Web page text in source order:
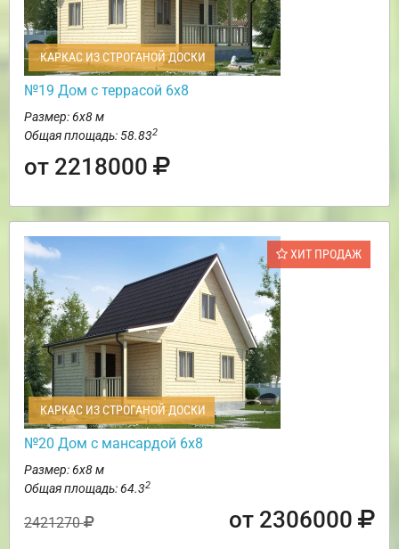
КАРКАС ИЗ СТРОГАНОЙ ДОСКИ
№19 Дом с террасой 6х8
Размер: 6х8 м
Общая площадь: 58.832
от 2218000
ХИТ ПРОДАЖ
КАРКАС ИЗ СТРОГАНОЙ ДОСКИ
№20 Дом с мансардой 6х8
Размер: 6х8 м
Общая площадь: 64.32
2421270 от 2306000